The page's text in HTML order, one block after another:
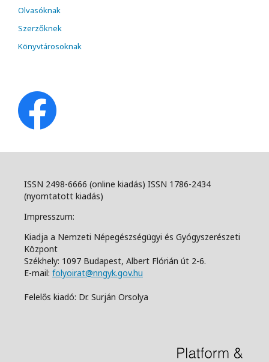
Olvasóknak
Szerzőknek
Könyvtárosoknak
ISSN 2498-6666 (online kiadás) ISSN 1786-2434
(nyomtatott kiadás)
Impresszum:
Kiadja a Nemzeti Népegészségügyi és Gyógyszerészeti
Központ
Székhely: 1097 Budapest, Albert Flórián út 2-6.
E-mail: folyoirat@nngyk.gov.hu
Felelős kiadó: Dr. Surján Orsolya